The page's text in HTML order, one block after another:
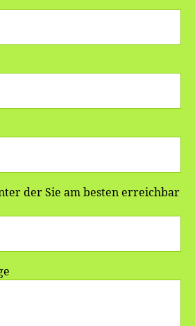
der Sie am besten erreichbar